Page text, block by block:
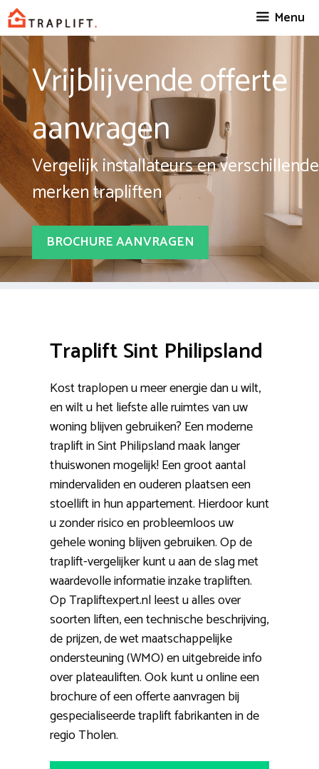
Spring
naar
inhoud
Menu
Vrijblijvende offerte
aanvragen
Vergelijk installateurs en verschillende
merken trapliften
BROCHURE AANVRAGEN
Traplift Sint Philipsland
Kost traplopen u meer energie dan u wilt,
en wilt u het liefste alle ruimtes van uw
woning blijven gebruiken? Een moderne
traplift in Sint Philipsland maak langer
thuiswonen mogelijk! Een groot aantal
mindervaliden en ouderen plaatsen een
stoellift in hun appartement. Hierdoor kunt
u zonder risico en probleemloos uw
gehele woning blijven gebruiken. Op de
traplift-vergelijker kunt u aan de slag met
waardevolle informatie inzake trapliften.
Op Trapliftexpert.nl leest u alles over
soorten liften, een technische beschrijving,
de prijzen, de wet maatschappelijke
ondersteuning (WMO) en uitgebreide info
over plateauliften. Ook kunt u online een
brochure of een offerte aanvragen bij
gespecialiseerde traplift fabrikanten in de
regio Tholen.